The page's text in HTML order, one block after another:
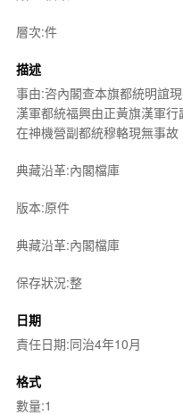
層次:件
描述
事由:咨內閣查本旗都統明誼
漢軍都統福興由正黃旗漢軍
在神機營副都統穆輅現無事故
典藏沿革:內閣檔庫
版本:原件
典藏沿革:內閣檔庫
保存狀況:整
日期
責任日期:同治4年10月
格式
數量:1